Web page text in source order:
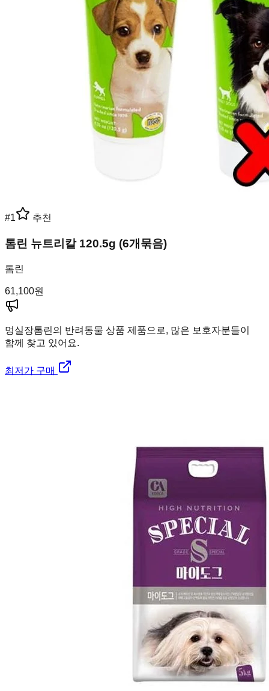
#1 추천
톰린 뉴트리칼 120.5g (6개묶음)
톰린
61,100원
멍실장톰린의 반려동물 상품 제품으로, 많은 보호자분들이
함께 찾고 있어요.
최저가 구매